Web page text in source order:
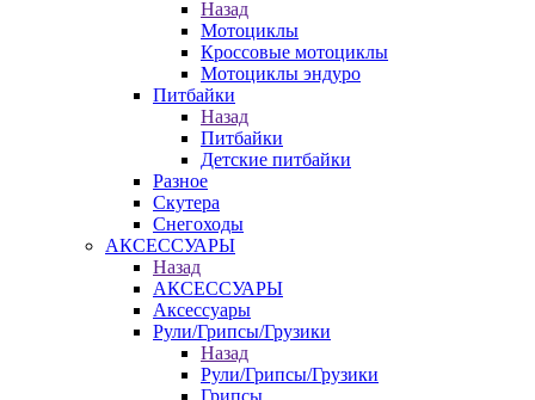
Назад
Мотоциклы
Кроссовые мотоциклы
Мотоциклы эндуро
Питбайки
Назад
Питбайки
Детские питбайки
Разное
Скутера
Снегоходы
АКСЕССУАРЫ
Назад
АКСЕССУАРЫ
Аксессуары
Рули/Грипсы/Грузики
Назад
Рули/Грипсы/Грузики
Грипсы